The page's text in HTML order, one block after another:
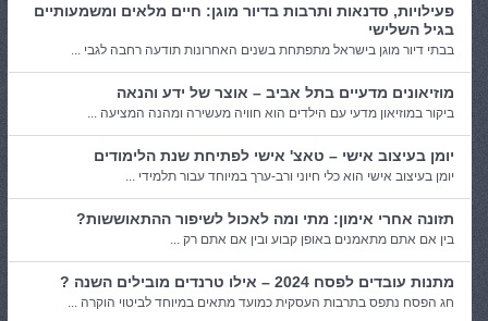
פעילויות, סדנאות ותרבות בדיור מוגן: חיים מלאים ומשמעותיים
בגיל השלישי
בבתי דיור מוגן בישראל מתפתחת בשנים האחרונות תודעה רחבה לגבי ...
מוזיאונים מדעיים בתל אביב – אוצר של ידע והנאה
ביקור במוזיאון מדעי עם הילדים הוא חוויה מעשירה ומהנה המציעה ...
יומן בעיצוב אישי – טאצ' אישי לפתיחת שנת הלימודים
יומן בעיצוב אישי הוא כלי חיוני ורב-ערך במיוחד עבור תלמידי ...
תזונה אחרי אימון: מתי ומה לאכול לשיפור ההתאוששות?
בין אם אתם מתאמנים באופן קבוע ובין אם אתם רק ...
מתנות עובדים לפסח 2024 – אילו טרנדים מובילים השנה ?
חג הפסח נתפס בתרבות העסקית כמועד מתאים במיוחד לביטוי הוקרה ...